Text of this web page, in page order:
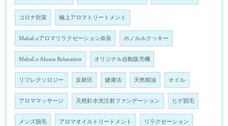
コロナ対策 極上アロマトリートメント
MahaLoアロマリラクゼーション奈良 ホノルルクッキー
MahaLo Aloma Relaxation オリジナル自動販売機
リフレクソロジー 反射区 健康法 天然精油 オイル
アロママッサージ 天然針水光注射ファンデーション ヒゲ脱毛
メンズ脱毛 アロマオイルトリートメント リラクゼーション